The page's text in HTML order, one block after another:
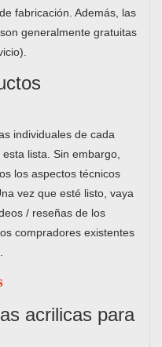
fabricación. Además, las
generalmente gratuitas
individuales de cada
lista. Sin embargo,
los aspectos técnicos
vez que esté listo, vaya
/ reseñas de los
compradores existentes
acrilicas para